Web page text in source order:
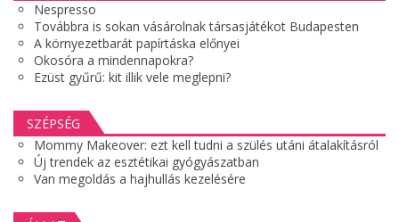
Nespresso
Továbbra is sokan vásárolnak társasjátékot Budapesten
A környezetbarát papírtáska előnyei
Okosóra a mindennapokra?
Ezüst gyűrű: kit illik vele meglepni?
SZÉPSÉG
Mommy Makeover: ezt kell tudni a szülés utáni átalakításról
Új trendek az esztétikai gyógyászatban
Van megoldás a hajhullás kezelésére